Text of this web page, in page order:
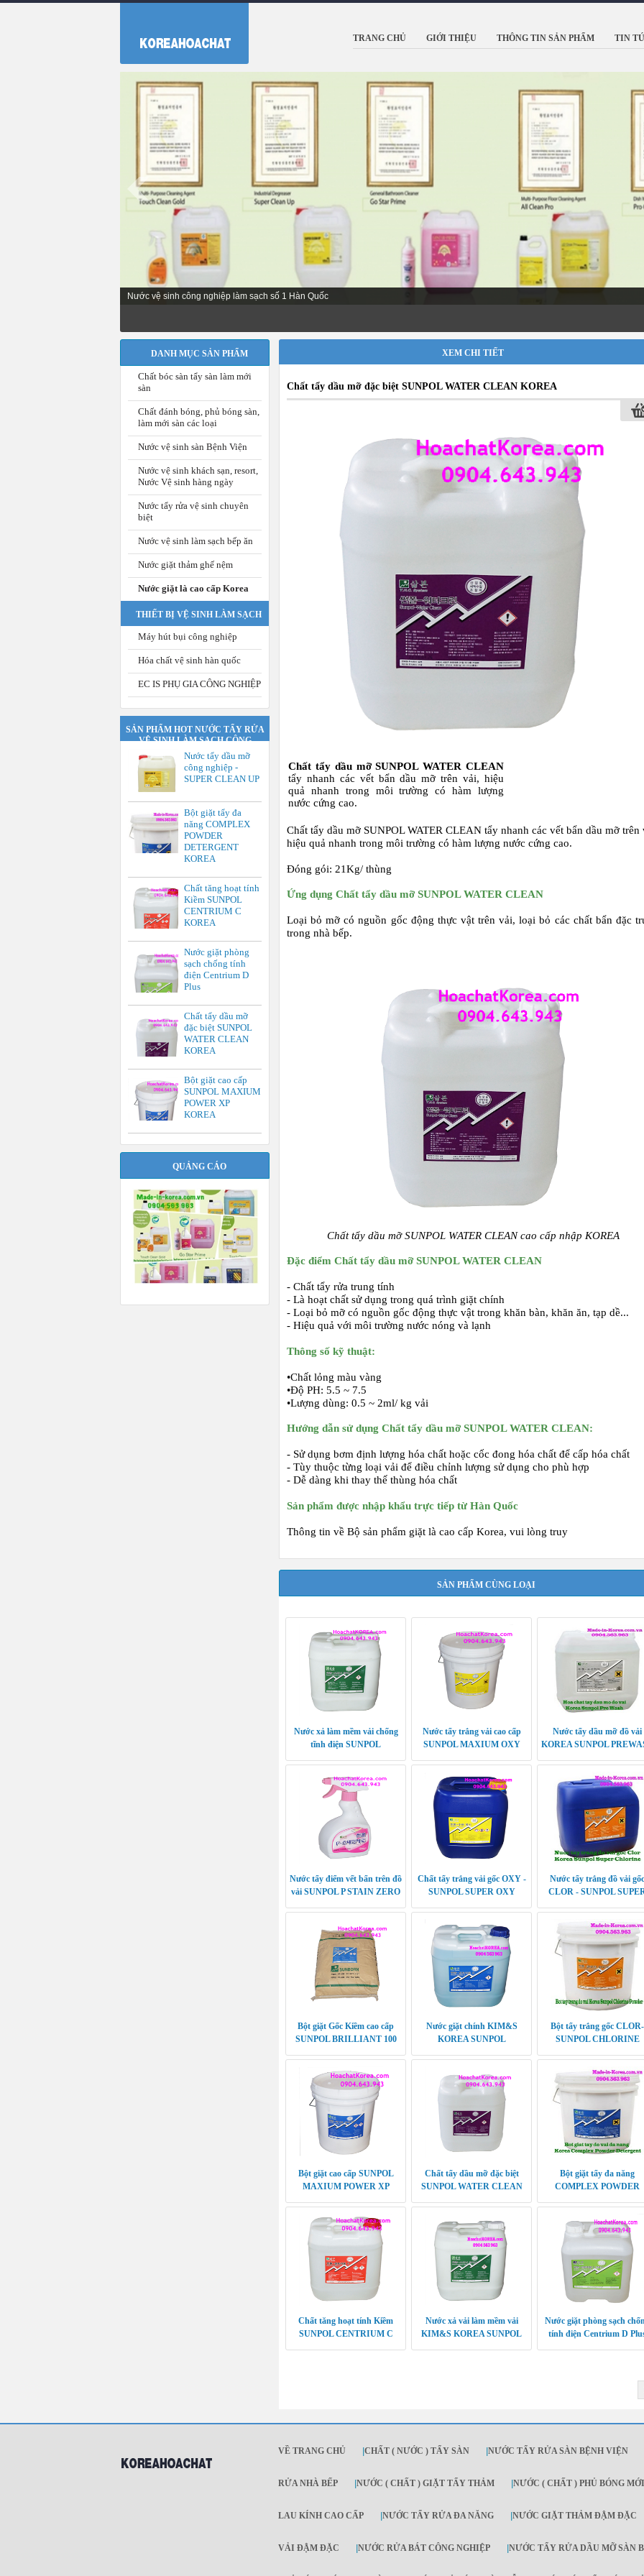
TRANG CHỦ GIỚI THIỆU THÔNG TIN SẢN PHẨM TIN
Nước tẩy rửa công nghiệp cao cấp KOREA
DANH MỤC SẢN PHẨM
Chất bóc sàn tẩy sàn làm mới
sàn
Chất đánh bóng, phủ bóng sàn,
làm mới sàn các loại
Nước vệ sinh sàn Bệnh Viện
Nước vệ sinh khách sạn, resort,
Nước Vệ sinh hàng ngày
Nước tẩy rửa vệ sinh chuyên
biệt
Nước vệ sinh làm sạch bếp ăn
Nước giặt thảm ghế nệm
Nước giặt là cao cấp Korea
THIẾT BỊ VỆ SINH LÀM SẠCH
Máy hút bụi công nghiệp
Hóa chất vệ sinh hàn quốc
EC IS PHỤ GIA CÔNG NGHIỆP
SẢN PHẨM HOT NƯỚC TẨY RỬA
VỆ SINH LÀM SẠCH CÔNG
NGHIỆP.
Nước tẩy dầu mỡ
công nghiệp -
SUPER CLEAN UP
Bột giặt tẩy đa
năng COMPLEX
POWDER
DETERGENT
KOREA
Chất tăng hoạt tính
Kiềm SUNPOL
CENTRIUM C
KOREA
Nước giặt phòng
sạch chống tính
điện Centrium D
Plus
Chất tẩy dầu mỡ
đặc biệt SUNPOL
WATER CLEAN
KOREA
Bột giặt cao cấp
SUNPOL MAXIUM
POWER XP
KOREA
QUẢNG CÁO
XEM CHI TIẾT
Chất tẩy dầu mỡ đặc biệt SUNPOL WATER CLEAN KOREA
Chất tẩy dầu mỡ SUNPOL WATER CLEAN
tẩy nhanh các vết bẩn dầu mỡ trên vải, hiệu
quả nhanh trong môi trường có hàm lượng
nước cứng cao.
Chất tẩy dầu mỡ SUNPOL WATER CLEAN tẩy nhanh các vết bẩn dầu mỡ trên
hiệu quả nhanh trong môi trường có hàm lượng nước cứng cao.
Đóng gói: 21Kg/ thùng
Ứng dụng Chất tẩy dầu mỡ SUNPOL WATER CLEAN
Loại bỏ mỡ có nguồn gốc động thực vật trên vải, loại bỏ các chất bẩn đặc
trong nhà bếp.
Chất tẩy dầu mỡ SUNPOL WATER CLEAN cao cấp nhập KOREA
Đặc điểm Chất tẩy dầu mỡ SUNPOL WATER CLEAN
- Chất tẩy rửa trung tính
- Là hoạt chất sử dụng trong quá trình giặt chính
- Loại bỏ mỡ có nguồn gốc động thực vật trong khăn bàn, khăn ăn, tạp dề...
- Hiệu quả với môi trường nước nóng và lạnh
Thông số kỹ thuật:
•Chất lỏng màu vàng
•Độ PH: 5.5 ~ 7.5
•Lượng dùng: 0.5 ~ 2ml/ kg vải
Hướng dẫn sử dụng Chất tẩy dầu mỡ SUNPOL WATER CLEAN:
- Sử dụng bơm định lượng hóa chất hoặc cốc đong hóa chất để cấp hóa chất
- Tùy thuộc từng loại vải để điều chỉnh lượng sử dụng cho phù hợp
- Dễ dàng khi thay thế thùng hóa chất
Sản phẩm được nhập khẩu trực tiếp từ Hàn Quốc
Thông tin về Bộ sản phẩm giặt là cao cấp Korea, vui lòng truy
SẢN PHẨM CÙNG LOẠI
Nước xả làm mềm vải chống
tĩnh điện SUNPOL
Nước tẩy trắng vải cao cấp
SUNPOL MAXIUM OXY
Nước tẩy dầu mỡ đồ vải
KOREA SUNPOL
Nước tẩy điểm vết bẩn trên đồ
vải SUNPOL P STAIN ZERO
Chất tẩy trắng vải gốc OXY -
SUNPOL SUPER OXY
Nước tẩy trắng đồ vải gốc
CLOR - SUNPOL
Bột giặt Gốc Kiềm cao cấp
SUNPOL BRILLIANT 100
Nước giặt chính KIM&S
KOREA SUNPOL
Bột tẩy trắng gốc CLOR-
SUNPOL CHLORINE
Bột giặt cao cấp SUNPOL
MAXIUM POWER XP
Chất tẩy dầu mỡ đặc biệt
SUNPOL WATER CLEAN
Bột giặt tẩy đa năng
COMPLEX POWDER
Chất tăng hoạt tính Kiềm
SUNPOL CENTRIUM C
Nước xả vải làm mềm vải
KIM&S KOREA SUNPOL
Nước giặt phòng sạch
tính điện Centrium D
VỀ TRANG CHỦ |CHẤT ( NƯỚC ) TẨY SÀN |NƯỚC TẨY RỬA SÀN BỆNH VIỆN
RỬA NHÀ BẾP |NƯỚC ( CHẤT ) GIẶT TẨY THẢM |NƯỚC ( CHẤT ) PHỦ BÓNG
LAU KÍNH CAO CẤP |NƯỚC TẨY RỬA ĐA NĂNG |NƯỚC GIẶT THẢM ĐẬM ĐẶC
VẢI ĐẬM ĐẶC |NƯỚC RỬA BÁT CÔNG NGHIỆP |NƯỚC TẨY RỬA DẦU MỠ SÀN